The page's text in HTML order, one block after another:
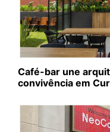
Café-bar une
convivência em